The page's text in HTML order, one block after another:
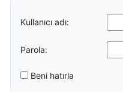
Kullanıcı adı:
Parola:
Beni hatırla